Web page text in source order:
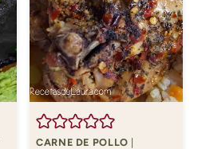
CARNE DE POLLO